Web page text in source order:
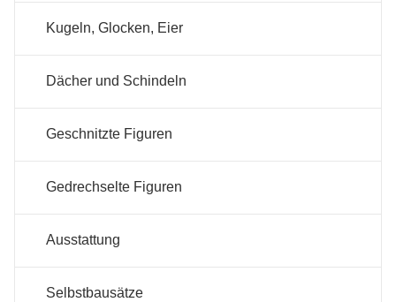
Kugeln, Glocken, Eier
Dächer und Schindeln
Geschnitzte Figuren
Gedrechselte Figuren
Ausstattung
Selbstbausätze